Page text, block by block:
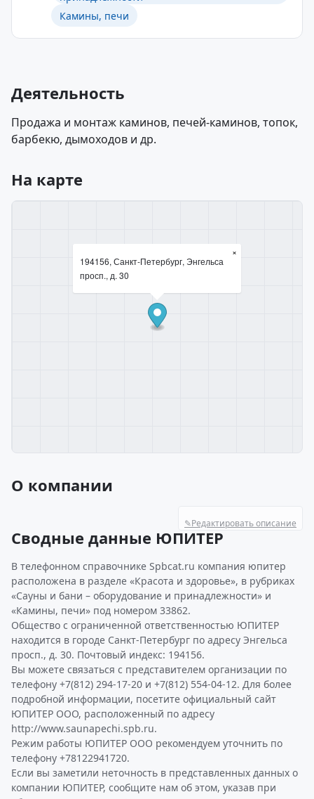
Камины, печи
Деятельность
Продажа и монтаж каминов, печей-каминов, топок,
барбекю, дымоходов и др.
На карте
194156, Санкт-Петербург, Энгельса
просп., д. 30
×
О компании
✎Редактировать описание
Сводные данные ЮПИТЕР
В телефонном справочнике Spbcat.ru компания юпитер
расположена в разделе «Красота и здоровье», в рубриках
«Сауны и бани – оборудование и принадлежности» и
«Камины, печи» под номером 33862.
Общество с ограниченной ответственностью ЮПИТЕР
находится в городе Санкт-Петербург по адресу Энгельса
просп., д. 30. Почтовый индекс: 194156.
Вы можете связаться с представителем организации по
телефону +7(812) 294-17-20 и +7(812) 554-04-12. Для более
подробной информации, посетите официальный сайт
ЮПИТЕР ООО, расположенный по адресу
http://www.saunapechi.spb.ru.
Режим работы ЮПИТЕР ООО рекомендуем уточнить по
телефону +78122941720.
Если вы заметили неточность в представленных данных о
компании ЮПИТЕР, сообщите нам об этом, указав при